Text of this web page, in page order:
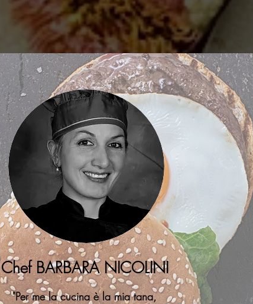
"Per me la cucina è la mia tana,
Chef BARBARA NICOLINI